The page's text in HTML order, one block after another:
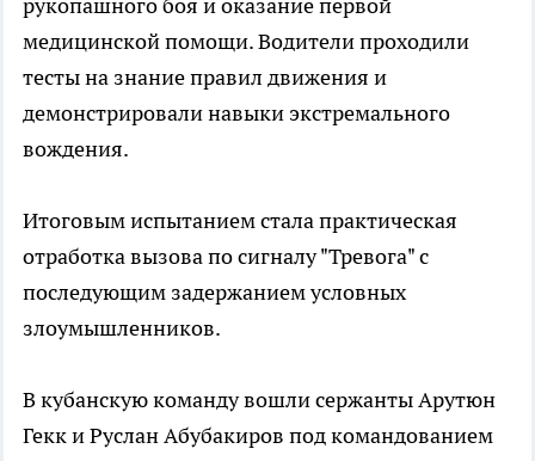
рукопашного боя и оказание первой
медицинской помощи. Водители проходили
тесты на знание правил движения и
демонстрировали навыки экстремального
вождения.
Итоговым испытанием стала практическая
отработка вызова по сигналу "Тревога" с
последующим задержанием условных
злоумышленников.
В кубанскую команду вошли сержанты Арутюн
Гекк и Руслан Абубакиров под командованием